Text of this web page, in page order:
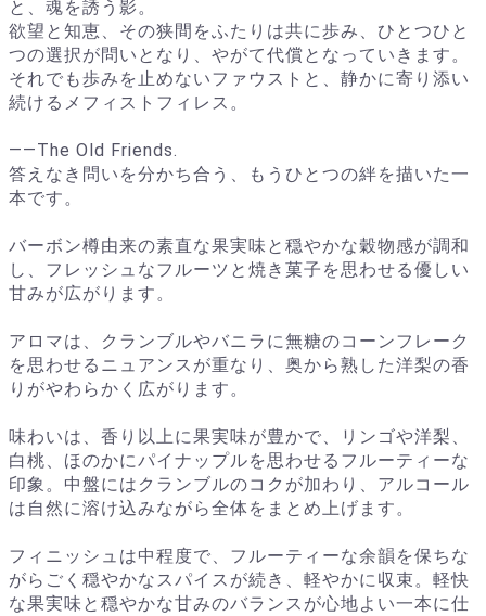
と、魂を誘う影。
欲望と知恵、その狭間をふたりは共に歩み、ひとつひと
つの選択が問いとなり、やがて代償となっていきます。
それでも歩みを止めないファウストと、静かに寄り添い
続けるメフィストフィレス。
――The Old Friends.
答えなき問いを分かち合う、もうひとつの絆を描いた一
本です。
バーボン樽由来の素直な果実味と穏やかな穀物感が調和
し、フレッシュなフルーツと焼き菓子を思わせる優しい
甘みが広がります。
アロマは、クランブルやバニラに無糖のコーンフレーク
を思わせるニュアンスが重なり、奥から熟した洋梨の香
りがやわらかく広がります。
味わいは、香り以上に果実味が豊かで、リンゴや洋梨、
白桃、ほのかにパイナップルを思わせるフルーティーな
印象。中盤にはクランブルのコクが加わり、アルコール
は自然に溶け込みながら全体をまとめ上げます。
フィニッシュは中程度で、フルーティーな余韻を保ちな
がらごく穏やかなスパイスが続き、軽やかに収束。軽快
な果実味と穏やかな甘みのバランスが心地よい一本に仕